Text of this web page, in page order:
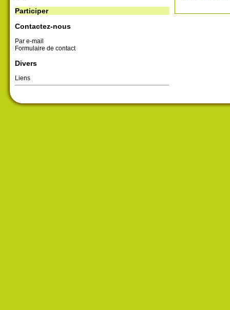
Participer
Contactez-nous
Par e-mail
Formulaire de contact
Divers
Liens